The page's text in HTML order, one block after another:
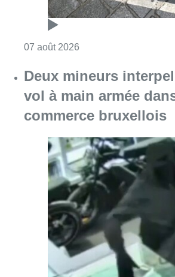
07 août 2026Consulter l'article
Partager l'article
Facebook
TwitterWhatsApp
Share
07 juin 2026 - 18h46